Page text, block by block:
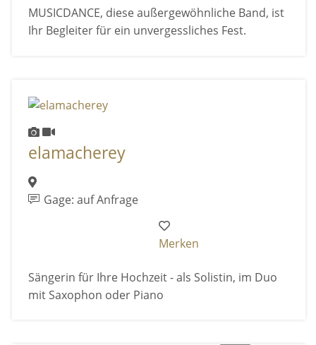
MUSICDANCE, diese außergewöhnliche Band, ist
Ihr Begleiter für ein unvergessliches Fest.
elamacherey
Gage: auf Anfrage
Merken
Sängerin für Ihre Hochzeit - als Solistin, im Duo
mit Saxophon oder Piano